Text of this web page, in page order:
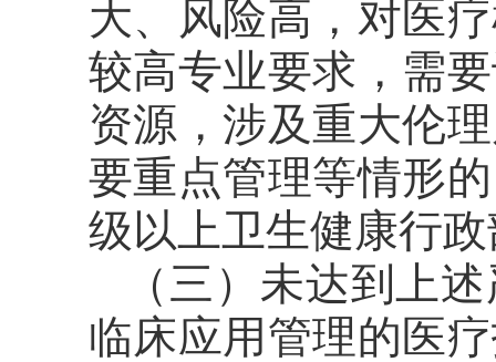
大、风险高，对医
较高专业要求，需
资源，涉及重大伦
要重点管理等情形
级以上卫生健康行
（三）未达到上
临床应用管理的医